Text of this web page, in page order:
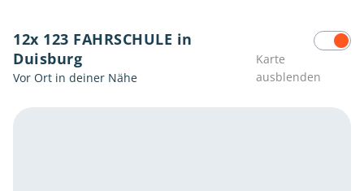
12x 123 FAHRSCHULE in
Duisburg
Vor Ort in deiner Nähe
Karte
ausblenden